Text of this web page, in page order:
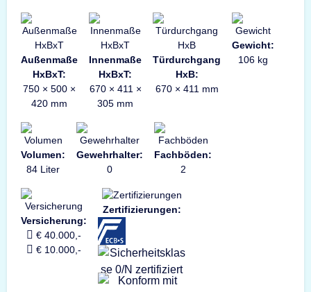
Außenmaße
HxBxT:
750 × 500 ×
420 mm
Innenmaße
HxBxT:
670 × 411 ×
305 mm
Türdurchgang
HxB:
670 × 411 mm
Gewicht:
106 kg
Volumen:
84 Liter
Gewehrhalter:
0
Fachböden:
2
Versicherung:
€ 40.000,-
€ 10.000,-
Zertifizierungen: